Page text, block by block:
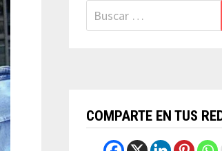
Buscar:
COMPARTE EN TUS